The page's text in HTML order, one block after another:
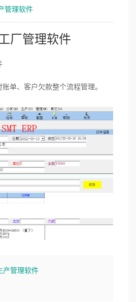
生产管理软件
管理软件
厂管理软件
单、客户欠款整个流程管理。
产管理软件